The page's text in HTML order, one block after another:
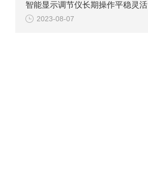
智能显示调节仪长期操作平稳灵活
2023-08-07